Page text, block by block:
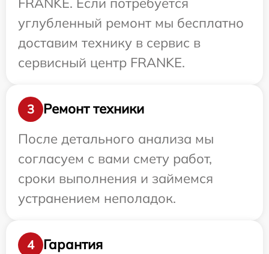
углубленный ремонт мы бесплатно
доставим технику в сервис в
сервисный центр FRANKE.
3
Ремонт техники
После детального анализа мы
согласуем с вами смету работ,
сроки выполнения и займемся
устранением неполадок.
4
Гарантия